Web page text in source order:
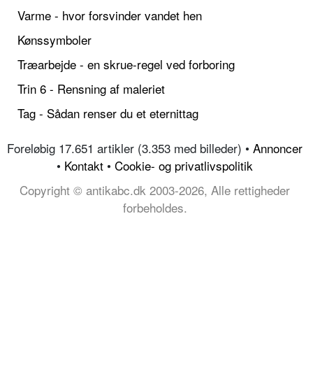
Varme - hvor forsvinder vandet hen
Kønssymboler
Træarbejde - en skrue-regel ved forboring
Trin 6 - Rensning af maleriet
Tag - Sådan renser du et eternittag
Foreløbig 17.651 artikler (3.353 med billeder) • Annoncer
• Kontakt • Cookie- og privatlivspolitik
Copyright © antikabc.dk 2003-2026, Alle rettigheder
forbeholdes.